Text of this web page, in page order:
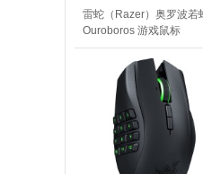
雷蛇（Razer）奥罗波若
Ouroboros 游戏鼠标